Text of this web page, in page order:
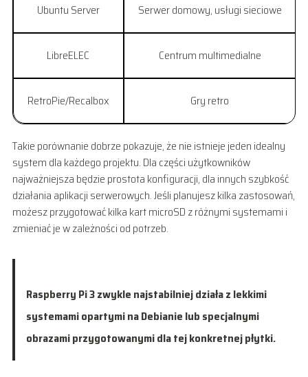
Ubuntu Server Serwer domowy, usługi sieciowe
LibreELEC Centrum multimedialne
RetroPie/Recalbox Gry retro
Takie porównanie dobrze pokazuje, że nie istnieje jeden idealny
system dla każdego projektu. Dla części użytkowników
najważniejsza będzie prostota konfiguracji, dla innych szybkość
działania aplikacji serwerowych. Jeśli planujesz kilka zastosowań,
możesz przygotować kilka kart microSD z różnymi systemami i
zmieniać je w zależności od potrzeb.
Raspberry Pi 3 zwykle najstabilniej działa z lekkimi
systemami opartymi na Debianie lub specjalnymi
obrazami przygotowanymi dla tej konkretnej płytki.